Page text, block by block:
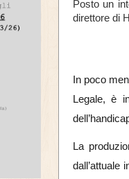
Posto un
direttore di
In poco
Legale, è
La
dall’attuale